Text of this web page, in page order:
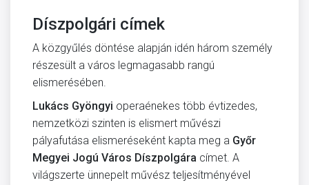
Díszpolgári címek
A közgyűlés döntése alapján idén három személy
részesült a város legmagasabb rangú
elismerésében.
Lukács Gyöngyi operaénekes több évtizedes,
nemzetközi szinten is elismert művészi
pályafutása elismeréseként kapta meg a Győr
Megyei Jogú Város Díszpolgára címet. A
világszerte ünnepelt művész teljesítményével